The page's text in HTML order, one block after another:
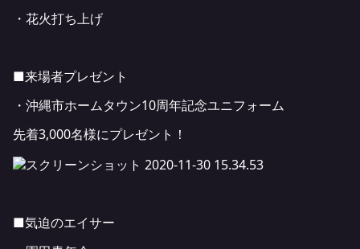
・花火打ち上げ
■来場者プレゼント
・沖縄市ホームタウン10周年記念ユニフォーム
先着3,000名様にプレゼント！
■気迫のエイサー